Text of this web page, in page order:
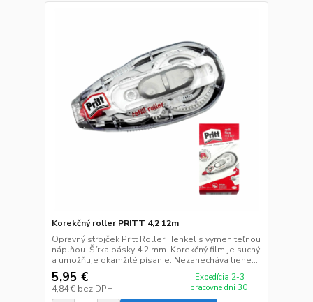
Korekčný roller PRITT 4,2 12m
Opravný strojček Pritt Roller Henkel s vymeniteľnou
náplňou. Šírka pásky 4,2 mm. Korekčný film je suchý
a umožňuje okamžité písanie. Nezanecháva tiene...
5,95 €
4,84 € bez DPH
Expedícia 2-3
pracovné dni 30